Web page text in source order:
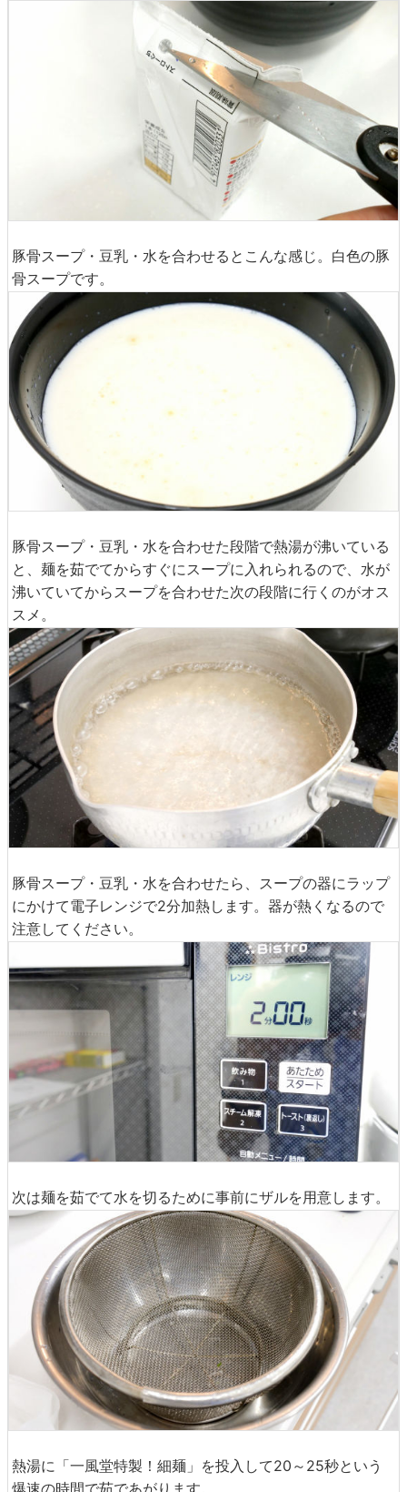
豚骨スープ・豆乳・水を合わせるとこんな感じ。白色の豚
骨スープです。
豚骨スープ・豆乳・水を合わせた段階で熱湯が沸いている
と、麺を茹でてからすぐにスープに入れられるので、水が
沸いていてからスープを合わせた次の段階に行くのがオス
スメ。
豚骨スープ・豆乳・水を合わせたら、スープの器にラップ
にかけて電子レンジで2分加熱します。器が熱くなるので
注意してください。
次は麺を茹でて水を切るために事前にザルを用意します。
熱湯に「一風堂特製！細麺」を投入して20～25秒という
爆速の時間で茹であがります。